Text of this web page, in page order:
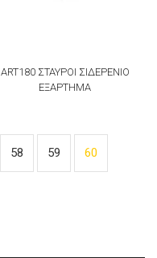
ART180 ΣΤΑΥΡΟΙ ΣΙΔΕΡΕΝΙΟ
ΕΞΑΡΤΗΜΑ
58 59 60